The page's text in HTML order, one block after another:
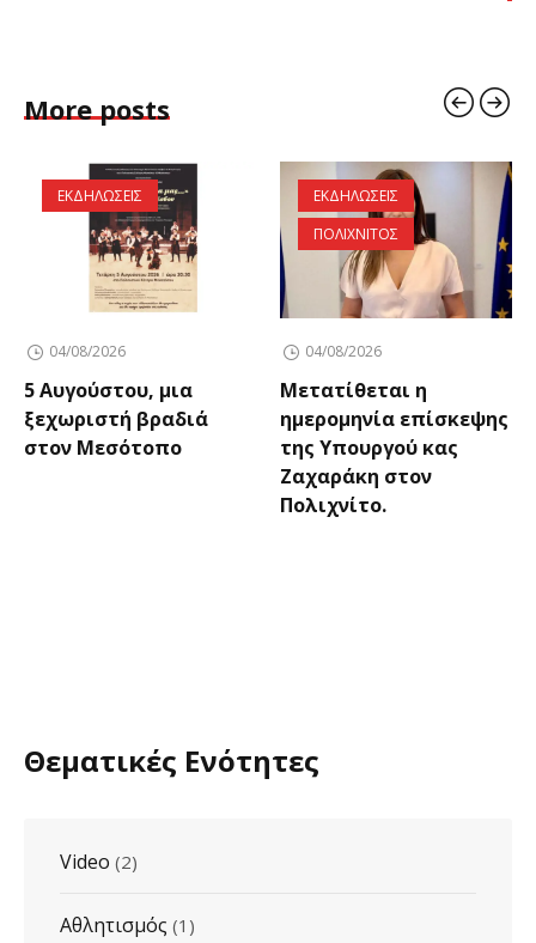
More posts
ΕΚΔΗΛΩΣΕΙΣ
04/08/2026
5 Αυγούστου, μια
ξεχωριστή βραδιά
στον Μεσότοπο
ΕΚΔΗΛΩΣΕΙΣ
ΠΟΛΙΧΝΙΤΟΣ
04/08/2026
Μετατίθεται η
ημερομηνία επίσκεψης
της Υπουργού κας
Ζαχαράκη στον
Πολιχνίτο.
Θεματικές Ενότητες
Video (2)
Αθλητισμός (1)